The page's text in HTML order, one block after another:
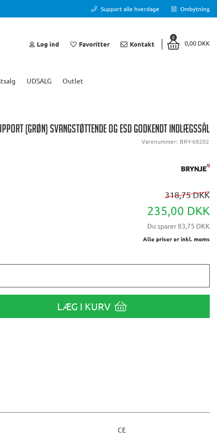
Support alle hverdage Ombytning
Log ind Favoritter Kontakt
0
0,00 DKK
UDSALG Outlet
(GRØN) SVANGSTØTTENDE OG ESD GODKENDT INDLÆGSSÅL
Varenummer: BRY-68202
318,75 DKK
235,00 DKK
Du sparer83,75 DKK
Alle priser er inkl. moms
LÆG I KURV
CE